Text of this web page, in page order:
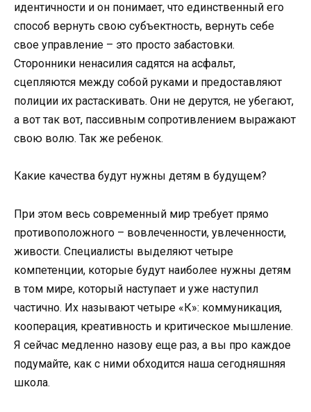
идентичности и он понимает, что единственный его
способ вернуть свою субъектность, вернуть себе
свое управление – это просто забастовки.
Сторонники ненасилия садятся на асфальт,
сцепляются между собой руками и предоставляют
полиции их растаскивать. Они не дерутся, не убегают,
а вот так вот, пассивным сопротивлением выражают
свою волю. Так же ребенок.
Какие качества будут нужны детям в будущем?
При этом весь современный мир требует прямо
противоположного – вовлеченности, увлеченности,
живости. Специалисты выделяют четыре
компетенции, которые будут наиболее нужны детям
в том мире, который наступает и уже наступил
частично. Их называют четыре «К»: коммуникация,
кооперация, креативность и критическое мышление.
Я сейчас медленно назову еще раз, а вы про каждое
подумайте, как с ними обходится наша сегодняшняя
школа.